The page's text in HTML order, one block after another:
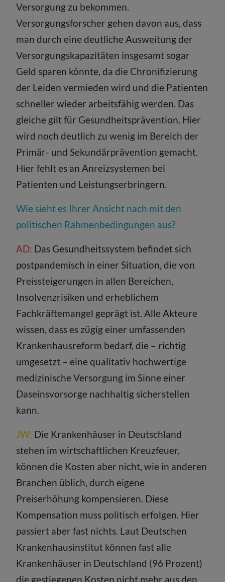
Versorgung zu bekommen.
Versorgungsforscher gehen davon aus, dass
man durch eine deutliche Ausweitung der
Versorgungskapazitäten insgesamt sogar
Geld sparen könnte, da die Chronifizierung
der Leiden vermieden wird und die Patienten
schneller wieder arbeitsfähig werden. Das
gleiche gilt für Gesundheitsprävention. Hier
wird noch deutlich zu wenig im Bereich der
Primär- und Sekundärprävention gemacht.
Hier fehlt es an Anreizsystemen bei
Patienten und Leistungserbringern.
Wie sieht es Ihrer Ansicht nach mit den
politischen Rahmenbedingungen aus?
AD: Das Gesundheitssystem befindet sich
postpandemisch in einer Situation, die von
Preissteigerungen in allen Bereichen,
Insolvenzrisiken und erheblichem
Fachkräftemangel geprägt ist. Alle Akteure
wissen, dass es zügig einer umfassenden
Krankenhausreform bedarf, die – richtig
umgesetzt – eine qualitativ hochwertige
medizinische Versorgung im Sinne einer
Daseinsvorsorge nachhaltig sicherstellen
kann.
JW: Die Krankenhäuser in Deutschland
stehen im wirtschaftlichen Kreuzfeuer,
können die Kosten aber nicht, wie in anderen
Branchen üblich, durch eigene
Preiserhöhung kompensieren. Diese
Kompensation muss politisch erfolgen. Hier
passiert aber fast nichts. Laut Deutschen
Krankenhausinstitut können fast alle
Krankenhäuser in Deutschland (96 Prozent)
die gestiegenen Kosten nicht mehr aus den